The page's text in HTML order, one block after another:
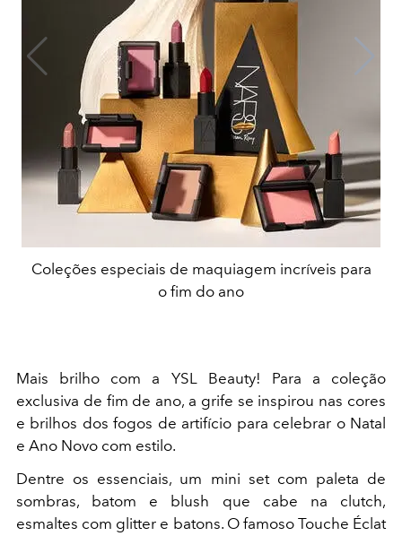
Coleções especiais de maquiagem incríveis para
o fim do ano
Mais brilho com a YSL Beauty! Para a coleção
exclusiva de fim de ano, a grife se inspirou nas cores
e brilhos dos fogos de artifício para celebrar o Natal
e Ano Novo com estilo.
Dentre os essenciais, um mini set com paleta de
sombras, batom e blush que cabe na clutch,
esmaltes com glitter e batons. O famoso Touche Éclat